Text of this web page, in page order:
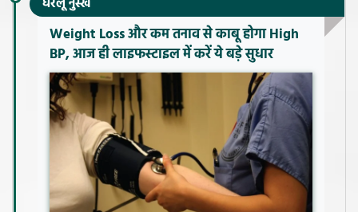
Weight Loss और कम तनाव से काबू होगा High
BP, आज ही लाइफस्टाइल में करें ये बड़े सुधार